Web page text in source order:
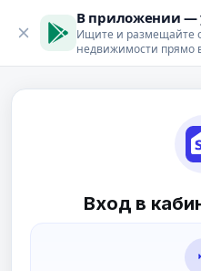
В приложении —
Ищите и размещайте
недвижимости прямо
Вход в